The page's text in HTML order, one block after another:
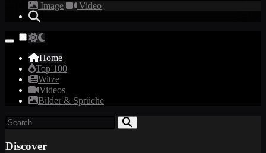
Image Video
Home
Top 100
Witze
Videos
Bilder & Sprüche
Discover